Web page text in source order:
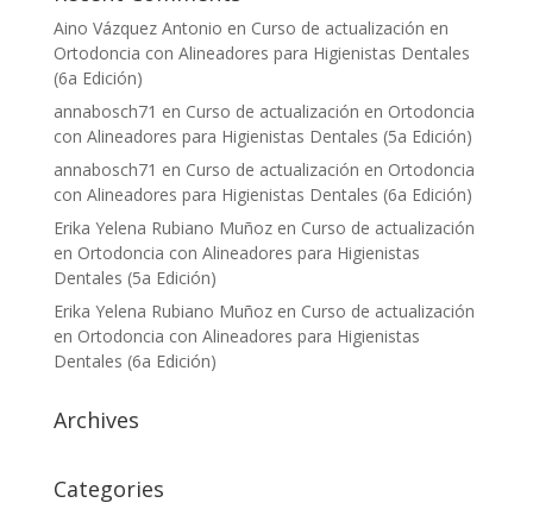
Aino Vázquez Antonio en Curso de actualización en
Ortodoncia con Alineadores para Higienistas Dentales
(6a Edición)
annabosch71 en Curso de actualización en Ortodoncia
con Alineadores para Higienistas Dentales (5a Edición)
annabosch71 en Curso de actualización en Ortodoncia
con Alineadores para Higienistas Dentales (6a Edición)
Erika Yelena Rubiano Muñozen Curso de actualización
en Ortodoncia con Alineadores para Higienistas
Dentales (5a Edición)
Erika Yelena Rubiano Muñozen Curso de actualización
en Ortodoncia con Alineadores para Higienistas
Dentales (6a Edición)
Archives
Categories